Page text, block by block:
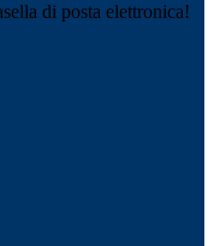
di posta elettronica!